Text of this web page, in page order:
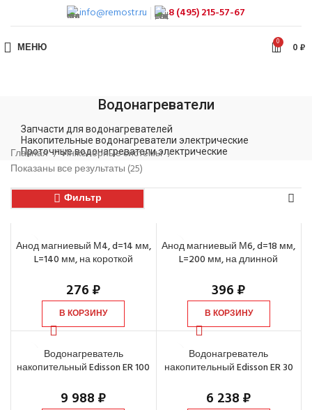
info@remostr.ru 8 (495) 215-57-67
МЕНЮ 0 0₽
Водонагреватели
Запчасти для водонагревателей
Накопительные водонагреватели электрические
Проточные водонагреватели электрические
Главная
Инженерные системы
Показаны все результаты (25)
Фильтр
Анод магниевый М4, d=14 мм,
L=140 мм, на короткой
276₽
В КОРЗИНУ
Анод магниевый М6, d=18 мм,
L=200 мм, на длинной
396₽
В КОРЗИНУ
Водонагреватель
накопительный Edisson ER 100
9 988₽
Водонагреватель
накопительный Edisson ER 30
6 238₽